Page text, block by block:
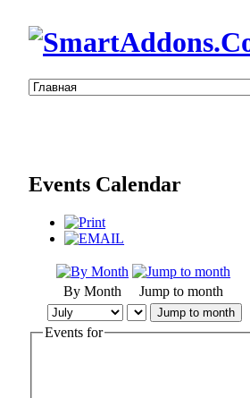
Events Calendar
By Month Jump to month
Jump to month
Events for